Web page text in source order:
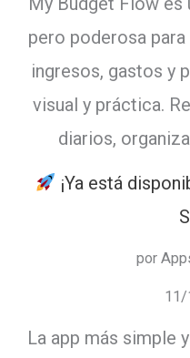
pero poderosa
ingresos, gastos y
visual y práctica.
diarios,
¡Ya está
por
11/
La app más simple